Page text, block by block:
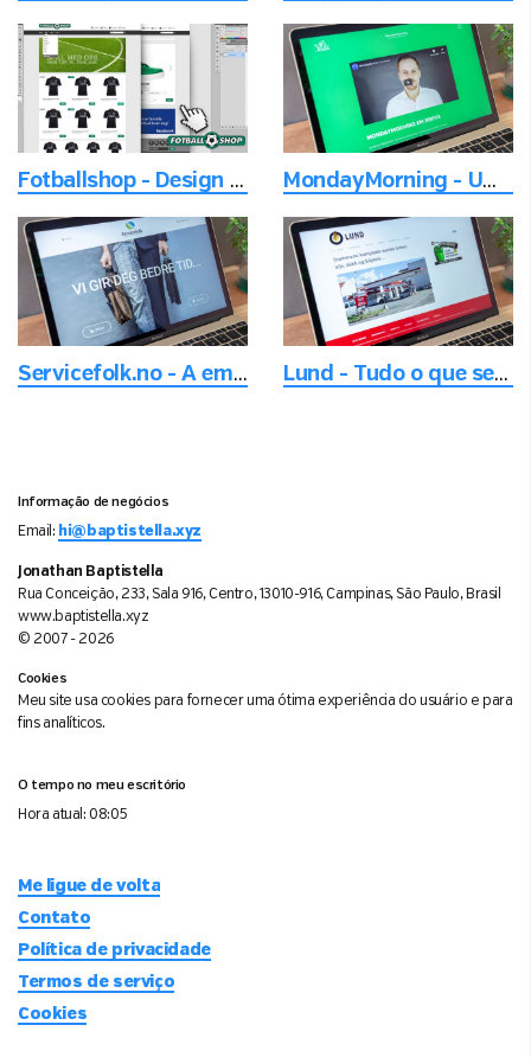
Fotballshop - Design da loja virtual MondayMorning - Um lugar para inspiração, inovação, futuros negócios e oportunidades
Servicefolk.no - A empresa de terceirização de serviços Lund - Tudo o que seu Carro precisa
Informação de negócios
Email: hi@baptistella.xyz
Jonathan Baptistella
Rua Conceição, 233, Sala 916, Centro, 13010-916, Campinas, São Paulo, Brasil
www.baptistella.xyz
© 2007 - 2026
Cookies
Meu site usa cookies para fornecer uma ótima experiência do usuário e para
fins analíticos.
O tempo no meu escritório
Hora atual: 08:05
Me ligue de volta
Contato
Política de privacidade
Termos de serviço
Cookies